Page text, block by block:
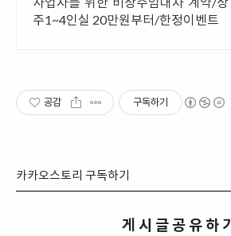
주1~4인실 20만원부터/한정이벤트
공감 구독하기
카카오스토리 구독하기
게 시 글 공 유 하 기